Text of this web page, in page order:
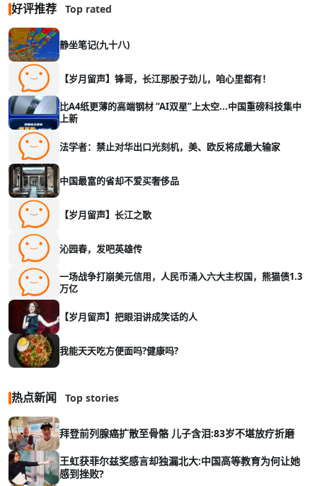
好评推荐 Top rated
静坐笔记(九十八)
【岁月留声】锋哥，长江那股子劲儿，咱心里都有！
比A4纸更薄的高端钢材 “AI双星”上太空...中国重磅科技集中
上新
法学者：禁止对华出口光刻机，美、欧反将成最大输家
中国最富的省却不爱买奢侈品
【岁月留声】长江之歌
沁园春，发吧英雄传
一场战争打崩美元信用，人民币涌入六大主权国，熊猫债1.3
万亿
【岁月留声】把眼泪讲成笑话的人
我能天天吃方便面吗?健康吗?
热点新闻 Top stories
拜登前列腺癌扩散至骨骼 儿子含泪:83岁不堪放疗折磨
王虹获菲尔兹奖感言却独漏北大:中国高等教育为何让她
感到挫败?